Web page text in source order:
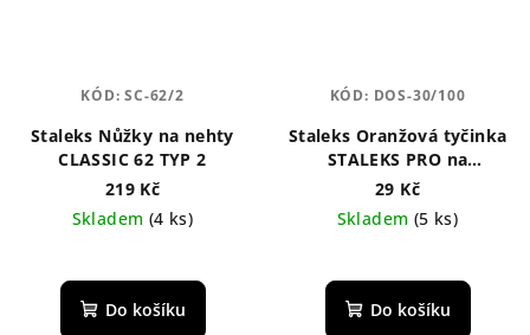
Staleks Nůžky na nehty
CLASSIC 62 TYP 2
219 Kč
Skladem (4 ks)
Do košíku
KÓD:SC-62/2
Staleks Oranžová tyčinka
STALEKS PRO na
manikúru, dřevěná 110
mm
29 Kč
Skladem (5 ks)
Do košíku
KÓD: DOS-30/100